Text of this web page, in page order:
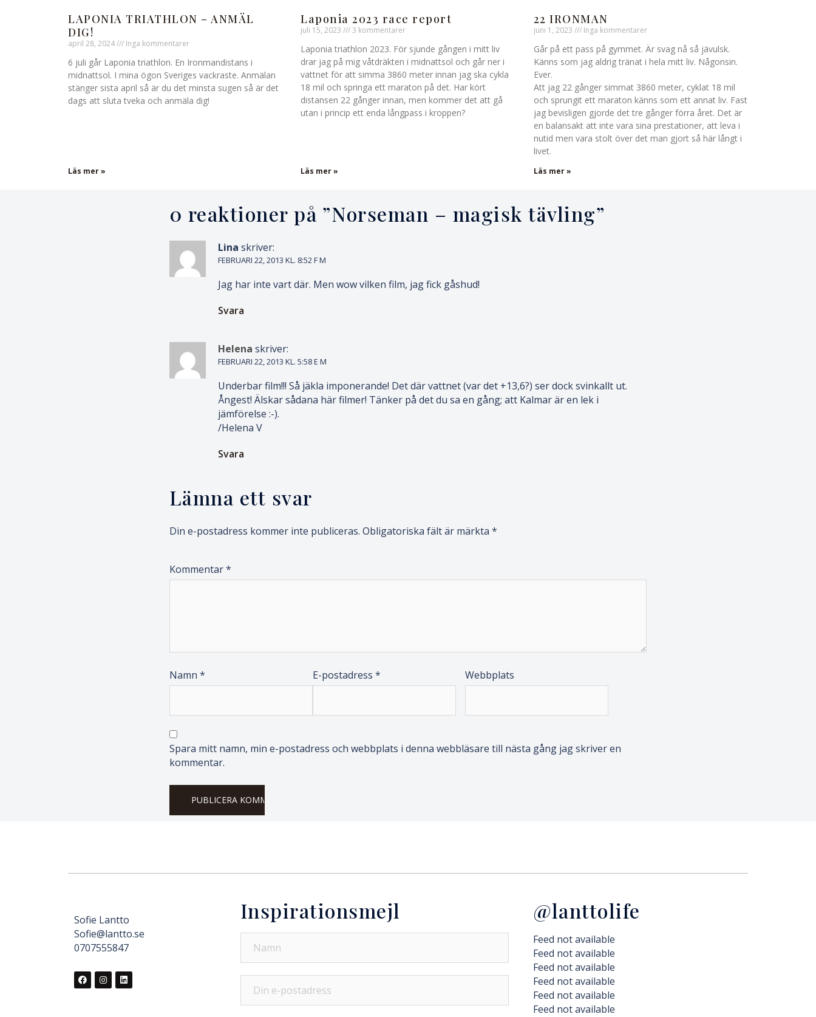
LAPONIA TRIATHLON – ANMÄL
DIG!
april 28, 2024 Inga kommentarer
6 juli går Laponia triathlon. En Ironmandistans i
midnattsol. I mina ögon Sveriges vackraste. Anmälan
stänger sista april så är du det minsta sugen så är det
dags att sluta tveka och anmäla dig!
Läs mer »
Laponia 2023 race report
juli 15, 2023 3 kommentarer
Laponia triathlon 2023. För sjunde gången i mitt liv
drar jag på mig våtdräkten i midnattsol och går ner i
vattnet för att simma 3860 meter innan jag ska cykla
18 mil och springa ett maraton på det. Har kört
distansen 22 gånger innan, men kommer det att gå
utan i princip ett enda långpass i kroppen?
Läs mer »
22 IRONMAN
juni 1, 2023 Inga kommentarer
Går på ett pass på gymmet. Är svag nå så jävulsk.
Känns som jag aldrig tränat i hela mitt liv. Någonsin.
Ever.
Att jag 22 gånger simmat 3860 meter, cyklat 18 mil
och sprungit ett maraton känns som ett annat liv. Fast
jag bevisligen gjorde det tre gånger förra året. Det är
en balansakt att inte vara sina prestationer, att leva i
nutid men vara stolt över det man gjort så här långt i
livet.
Läs mer »
0 reaktioner på ”Norseman – magisk tävling”
Lina skriver:
FEBRUARI 22, 2013 KL. 8:52 F M
Jag har inte vart där. Men wow vilken film, jag fick gåshud!
Svara
Helena skriver:
FEBRUARI 22, 2013 KL. 5:58 E M
Underbar film!!! Så jäkla imponerande! Det där vattnet (var det +13,6?) ser dock svinkallt ut.
Ångest! Älskar sådana här filmer! Tänker på det du sa en gång; att Kalmar är en lek i
jämförelse :-).
/Helena V
Svara
Lämna ett svar
Din e-postadress kommer inte publiceras. Obligatoriska fält är märkta *
Kommentar*
Namn * E-postadress * Webbplats
Spara mitt namn, min e-postadress och webbplats i denna webbläsare till nästa gång jag skriver en
kommentar.
Sofie Lantto
Sofie@lantto.se
0707555847
Inspirationsmejl @lanttolife
Feed not available
Feed not available
Feed not available
Feed not available
Feed not available
Feed not available